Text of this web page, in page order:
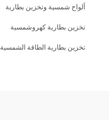
ألواح شمسية وتخزين بطارية
تخزين بطارية كهروشمسية
تخزين بطارية الطاقة الشمسية